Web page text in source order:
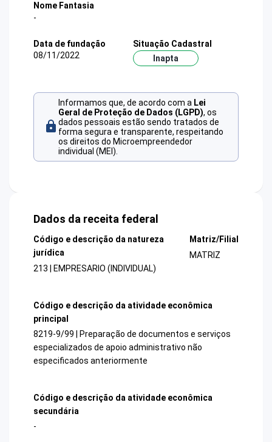
Nome Fantasia
-
Data de fundação
08/11/2022
Situação Cadastral
Inapta
Informamos que, de acordo com a Lei
Geral de Proteção de Dados (LGPD), os
dados pessoais estão sendo tratados de
forma segura e transparente, respeitando
os direitos do Microempreendedor
individual (MEI).
Dados da receita federal
Código e descrição da natureza
jurídica
213 | EMPRESARIO (INDIVIDUAL)
Matriz/Filial
MATRIZ
Código e descrição da atividade econômica
principal
8219-9/99 | Preparação de documentos e serviços
especializados de apoio administrativo não
especificados anteriormente
Código e descrição da atividade econômica
secundária
-